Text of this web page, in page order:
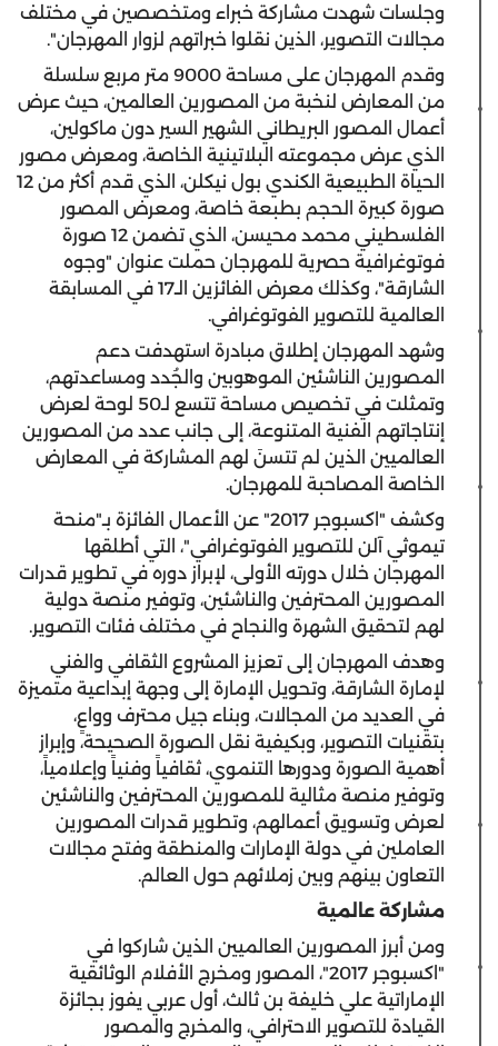
وجلسات شهدت مشاركة خبراء ومتخصصين في مختلف
مجالات التصوير، الذين نقلوا خبراتهم لزوار المهرجان".
وقدم المهرجان على مساحة 9000 متر مربع سلسلة
من المعارض لنخبة من المصورين العالمين، حيث عرض
أعمال المصور البريطاني الشهير السير دون ماكولين،
الذي عرض مجموعته البلاتينية الخاصة، ومعرض مصور
الحياة الطبيعية الكندي بول نيكلن، الذي قدم أكثر من 12
صورة كبيرة الحجم بطبعة خاصة، ومعرض المصور
الفلسطيني محمد محيسن، الذي تضمن 12 صورة
فوتوغرافية حصرية للمهرجان حملت عنوان "وجوه
الشارقة"، وكذلك معرض الفائزين الـ17 في المسابقة
العالمية للتصوير الفوتوغرافي.
وشهد المهرجان إطلاق مبادرة استهدفت دعم
المصورين الناشئين الموهوبين والجُدد ومساعدتهم،
وتمثلت في تخصيص مساحة تتسع لـ50 لوحة لعرض
إنتاجاتهم الفنية المتنوعة، إلى جانب عدد من المصورين
العالميين الذين لم تتسنَ لهم المشاركة في المعارض
الخاصة المصاحبة للمهرجان.
وكشف "اكسبوجر 2017" عن الأعمال الفائزة بـ"منحة
تيموثي آلن للتصوير الفوتوغرافي"، التي أطلقها
المهرجان خلال دورته الأولى، لإبراز دوره في تطوير قدرات
المصورين المحترفين والناشئين، وتوفير منصة دولية
لهم لتحقيق الشهرة والنجاح في مختلف فئات التصوير.
وهدف المهرجان إلى تعزيز المشروع الثقافي والفني
لإمارة الشارقة، وتحويل الإمارة إلى وجهة إبداعية متميزة
في العديد من المجالات، وبناء جيل محترف وواعٍ،
بتقنيات التصوير، وبكيفية نقل الصورة الصحيحة، وإبراز
أهمية الصورة ودورها التنموي، ثقافياً وفنياً وإعلامياً،
وتوفير منصة مثالية للمصورين المحترفين والناشئين
لعرض وتسويق أعمالهم، وتطوير قدرات المصورين
العاملين في دولة الإمارات والمنطقة وفتح مجالات
التعاون بينهم وبين زملائهم حول العالم.
مشاركة عالمية
ومن أبرز المصورين العالميين الذين شاركوا في
"اكسبوجر 2017"، المصور ومخرج الأفلام الوثائقية
الإماراتية علي خليفة بن ثالث، أول عربي يفوز بجائزة
القيادة للتصوير الاحترافي، والمخرج والمصور